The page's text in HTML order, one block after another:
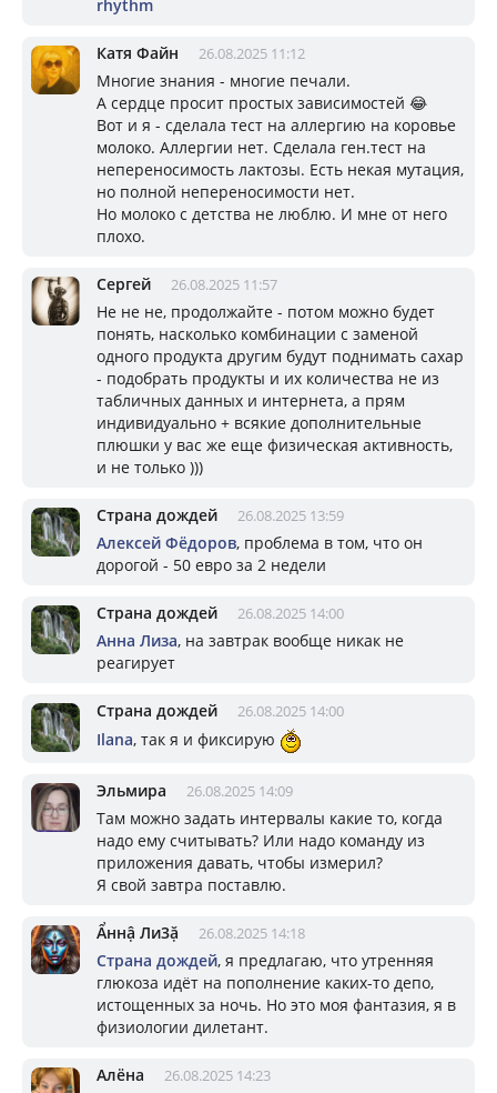
rhythm
Катя Файн 26.08.2025 11:12
Многие знания - многие печали.
А сердце просит простых зависимостей 😂
Вот и я - сделала тест на аллергию на коровье
молоко. Аллергии нет. Сделала ген.тест на
непереносимость лактозы. Есть некая мутация,
но полной непереносимости нет.
Но молоко с детства не люблю. И мне от него
плохо.
Сергей 26.08.2025 11:57
Не не не, продолжайте - потом можно будет
понять, насколько комбинации с заменой
одного продукта другим будут поднимать сахар
- подобрать продукты и их количества не из
табличных данных и интернета, а прям
индивидуально + всякие дополнительные
плюшки у вас же еще физическая активность,
и не только )))
Страна дождей 26.08.2025 13:59
Алексей Фёдоров, проблема в том, что он
дорогой - 50 евро за 2 недели
Страна дождей 26.08.2025 14:00
Aнна Лизa, на завтрак вообще никак не
реагирует
Страна дождей 26.08.2025 14:00
Ilana, так я и фиксирую
Эльмира 26.08.2025 14:09
Там можно задать интервалы какие то, когда
надо ему считывать? Или надо команду из
приложения давать, чтобы измерил?
Я свой завтра поставлю.
Ẩннậ Ли3ặ 26.08.2025 14:18
Страна дождей, я предлагаю, что утренняя
глюкоза идёт на пополнение каких-то депо,
истощенных за ночь. Но это моя фантазия, я в
физиологии дилетант.
Алёна 26.08.2025 14:23